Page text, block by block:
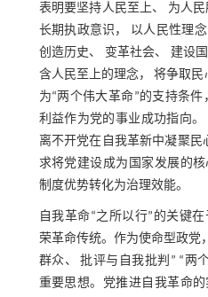
表明要坚持人民至上、 为人
长期执政意识， 以人民性理
创造历史、 变革社会、 建设
含人民至上的理念， 将争取
为“两个伟大革命”的支持条
利益作为党的事业成功指向
离不开党在自我革新中凝聚
求将党建设成为国家发展的
制度优势转化为治理效能。
自我革命“之所以行”的关键
荣革命传统。作为使命型政党
群众、 批评与自我批判” “两
重要思想。党推进自我革命的